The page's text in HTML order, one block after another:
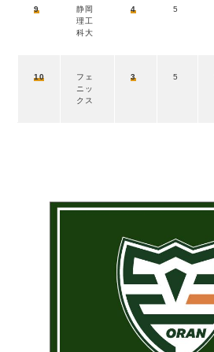
9
静岡
理工
科大
4 5
10
フェ
ニッ
クス
3 5